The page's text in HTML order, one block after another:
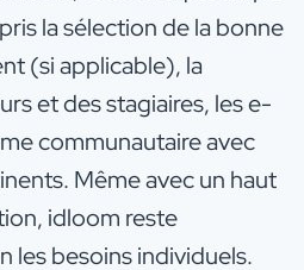
la sélection de la bonne
(si applicable), la
et des stagiaires, les e-
communautaire avec
Même avec un haut
idloom reste
les besoins individuels.